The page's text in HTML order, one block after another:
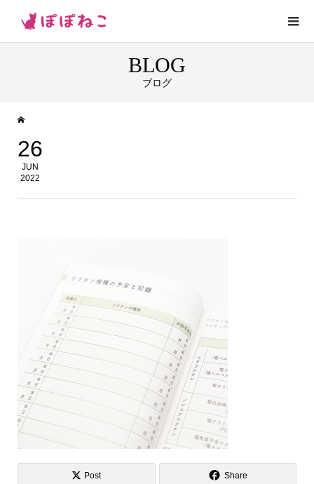
BLOG
ブログ
26
JUN
2022
Post Share